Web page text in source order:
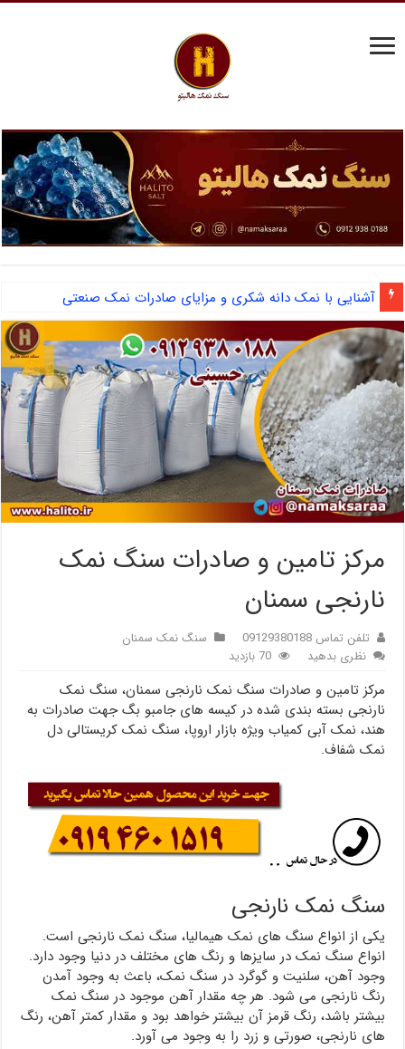
آشنایی با نمک دانه شکری و مزایای صادرات نمک صنعتی
مرکز تامین و صادرات سنگ نمک
نارنجی سمنان
تلفن تماس 09129380188
سنگ نمک سمنان
نظری بدهید
70 بازدید
مرکز تامین و صادرات سنگ نمک نارنجی سمنان، سنگ نمک
نارنجی بسته بندی شده در کیسه های جامبو بگ جهت صادرات به
هند، نمک آبی کمیاب ویژه بازار اروپا، سنگ نمک کریستالی دل
نمک شفاف.
سنگ نمک نارنجی
یکی از انواع سنگ های نمک هیمالیا، سنگ نمک نارنجی است.
انواع سنگ نمک در سایزها و رنگ های مختلف در دنیا وجود دارد.
وجود آهن، سلنیت و گوگرد در سنگ نمک، باعث به وجود آمدن
رنگ نارنجی می شود. هر چه مقدار آهن موجود در سنگ نمک
بیشتر باشد، رنگ قرمز آن بیشتر خواهد بود و مقدار کمتر آهن، رنگ
های نارنجی، صورتی و زرد را به وجود می آورد.